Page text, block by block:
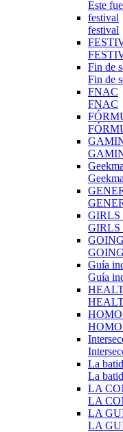
Este
festival
festival
Fin de
Fin de
FNAC
FNAC
GIRLS
GIRLS
Guía
Guía
La
La
LA
LA
LA
LA